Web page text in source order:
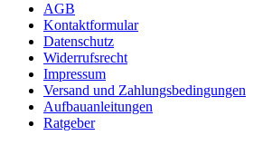
AGB
Kontaktformular
Datenschutz
Widerrufsrecht
Impressum
Versand und Zahlungsbedingungen
Aufbauanleitungen
Ratgeber